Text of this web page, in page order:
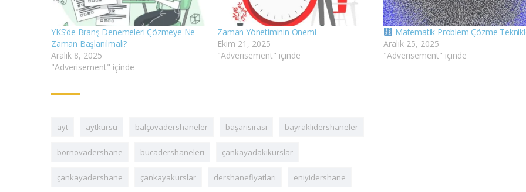
YKS’de Branş Denemeleri Çözmeye Ne
Zaman Başlanılmalı?
Aralık 8, 2025
"Adverisement" içinde
Zaman Yönetiminin Önemi
Ekim 21, 2025
"Adverisement" içinde
Matematik Problem Çözme
Aralık 25, 2025
"Adverisement" içinde
ayt aytkursu balçovadershaneler başarısırası bayraklıdershaneler
bornovadershane bucadershaneleri çankayadakikurslar
çankayadershane çankayakurslar dershanefiyatları eniyidershane